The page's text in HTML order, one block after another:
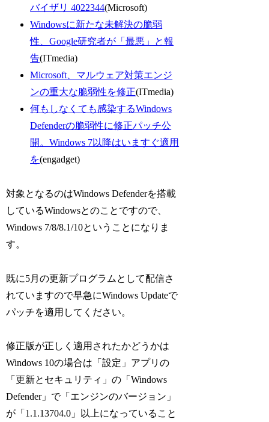
バイザリ 4022344(Microsoft)
Windowsに新たな未解決の脆弱
性、Google研究者が「最悪」と報
告(ITmedia)
Microsoft、マルウェア対策エンジ
ンの重大な脆弱性を修正(ITmedia)
何もしなくても感染するWindows
Defenderの脆弱性に修正パッチ公
開。Windows 7以降はいますぐ適用
を(engadget)
対象となるのはWindows Defenderを搭載
しているWindowsとのことですので、
Windows 7/8/8.1/10ということになりま
す。
既に5月の更新プログラムとして配信さ
れていますので早急にWindows Updateで
パッチを適用してください。
修正版が正しく適用されたかどうかは
Windows 10の場合は「設定」アプリの
「更新とセキュリティ」の「Windows
Defender」で「エンジンのバージョン」
が「1.1.13704.0」以上になっていること